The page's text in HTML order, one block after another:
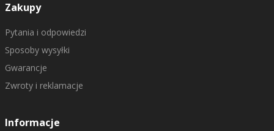
Zakupy
Pytania i odpowiedzi
Sposoby wysyłki
Gwarancje
Zwroty i reklamacje
Informacje